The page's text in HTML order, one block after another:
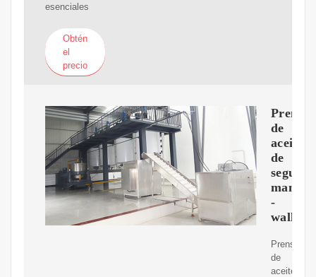
esenciales
Obtén
el
precio
Prensa
de
aceite
de
mano
-
Prensa
de
aceite